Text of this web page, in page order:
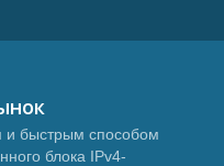
и быстрым способом
блока IPv4-